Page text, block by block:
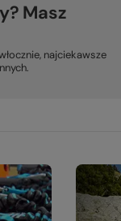
Masz
najciekawsze